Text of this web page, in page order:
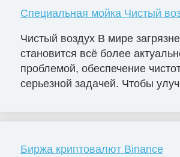
Специальная мойка Чистый
Чистый воздух В мире
становится всё более
проблемой, обеспечение
серьезной задачей. Чтобы
Биржа криптовалют Binance